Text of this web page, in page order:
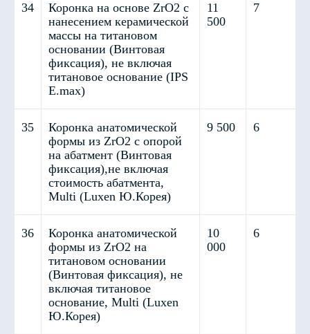
34
Коронка на основе ZrO2 с
нанесением керамической
массы на титановом
основании (Винтовая
фиксация), не включая
титановое основание (IPS
E.max)
11
500
7
35
Коронка анатомической
формы из ZrO2 с опорой
на абатмент (Винтовая
фиксация),не включая
стоимость абатмента,
Multi (Luxen Ю.Корея)
9 500 6
36
Коронка анатомической
формы из ZrO2 на
титановом основании
(Винтовая фиксация), не
включая титановое
основание, Multi (Luxen
Ю.Корея)
10
000
6
Изделия из пластмассы PMMA
(Yamahachi-Dental, Япония)
PMMA Print (полимерные)